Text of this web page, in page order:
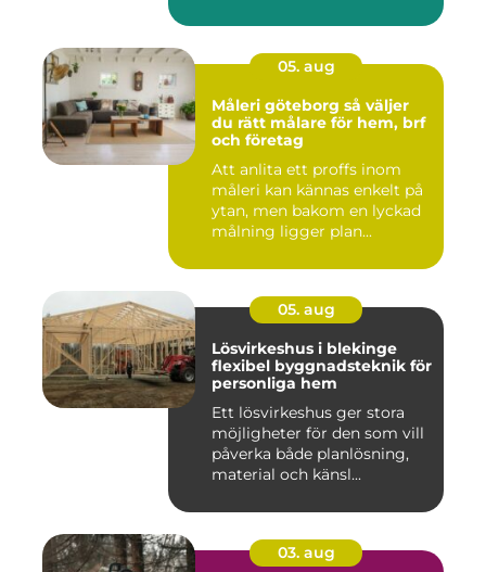
05. aug
Måleri göteborg så väljer
du rätt målare för hem, brf
och företag
Att anlita ett proffs inom
måleri kan kännas enkelt på
ytan, men bakom en lyckad
målning ligger plan...
05. aug
Lösvirkeshus i blekinge
flexibel byggnadsteknik för
personliga hem
Ett lösvirkeshus ger stora
möjligheter för den som vill
påverka både planlösning,
material och känsl...
03. aug